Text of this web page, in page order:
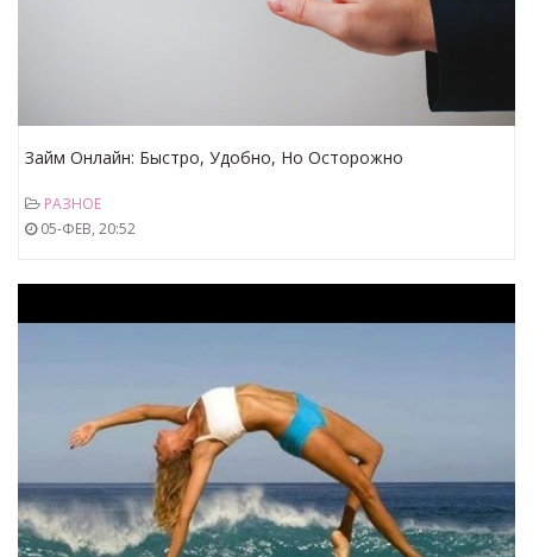
Займ Онлайн: Быстро, Удобно, Но Осторожно
РАЗНОЕ
05-ФЕВ, 20:52